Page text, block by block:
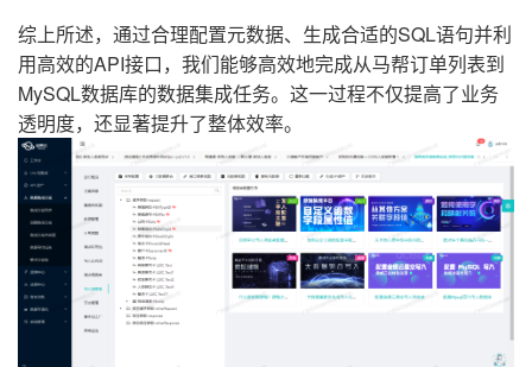
综上所述，通过合理配置元数据、生成合适的SQL语句并利
用高效的API接口，我们能够高效地完成从马帮订单列表到
MySQL数据库的数据集成任务。这一过程不仅提高了业务
透明度，还显著提升了整体效率。